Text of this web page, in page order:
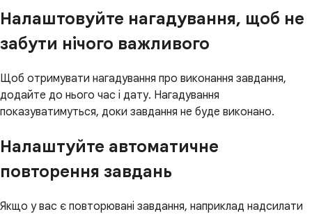
Налаштовуйте нагадування, щоб не
забути нічого важливого
Щоб отримувати нагадування про виконання завдання,
додайте до нього час і дату. Нагадування
показуватимуться, доки завдання не буде виконано.
Налаштуйте автоматичне
повторення завдань
Якщо у вас є повторювані завдання, наприклад надсилати